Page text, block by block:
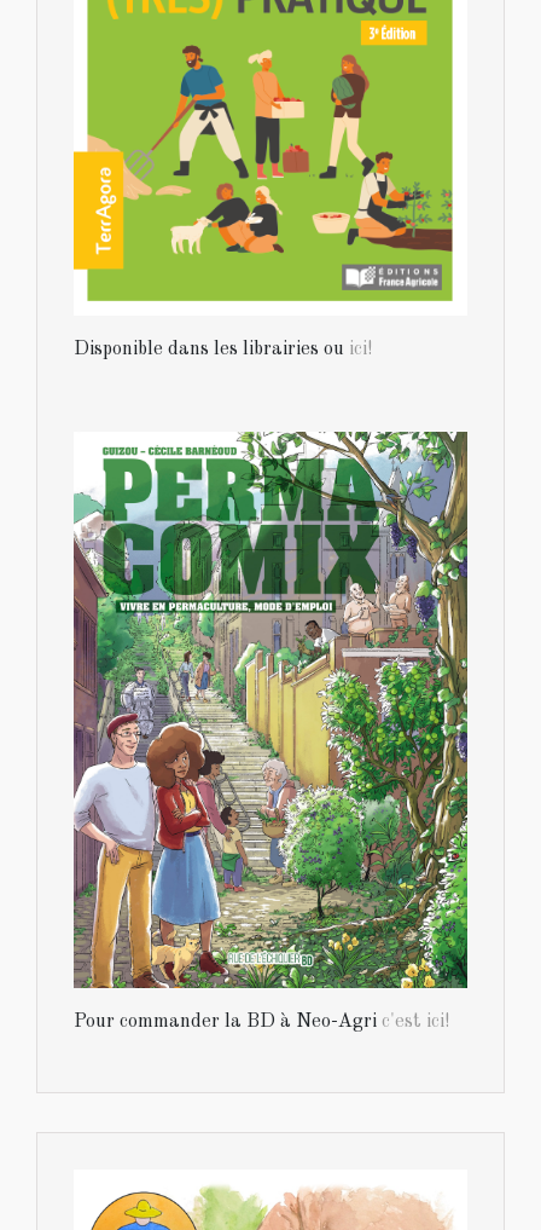
Disponible dans les librairies ou ici!
Pour commander la BD à Neo-Agri c'est ici!